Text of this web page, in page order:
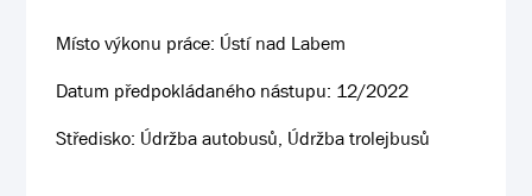
Místo výkonu práce: Ústí nad Labem
Datum předpokládaného nástupu: 12/2022
Středisko: Údržba autobusů, Údržba trolejbusů